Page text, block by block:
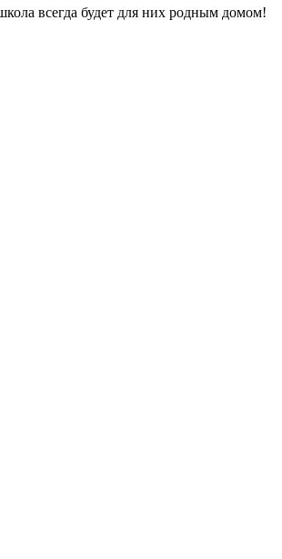
всегда будет для них родным домом!